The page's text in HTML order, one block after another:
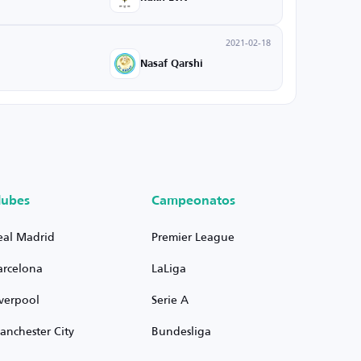
2021-02-18
Nasaf Qarshi
Madrid
City
Campeonatos
Premier League
LaLiga
Serie A
Bundesliga